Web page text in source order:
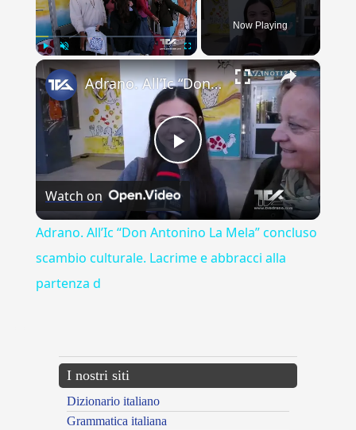
Now Playing
×
Play
Video
Adrano. All’Ic “Don Antonino La Mela” concluso scambio culturale. Lacrime e abbracci alla partenza d
Watch on
Adrano. All’Ic “Don Antonino La Mela” concluso
scambio culturale. Lacrime e abbracci alla
partenza d
I nostri siti
Dizionario italiano
Grammatica italiana